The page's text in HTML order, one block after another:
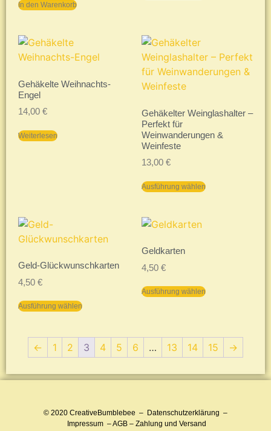
In den Warenkorb
Gehäkelte Weihnachts-
Engel
14,00 €
Weiterlesen
Gehäkelter Weinglashalter –
Perfekt für
Weinwanderungen &
Weinfeste
13,00 €
Ausführung wählen
Geld-Glückwunschkarten
4,50 €
Ausführung wählen
Geldkarten
4,50 €
Ausführung wählen
← 1 2 3 4 5 6 … 13 14 15 →
© 2020 CreativeBumblebee – Datenschutzerklärung –
Impressum–AGB– Zahlung und Versand